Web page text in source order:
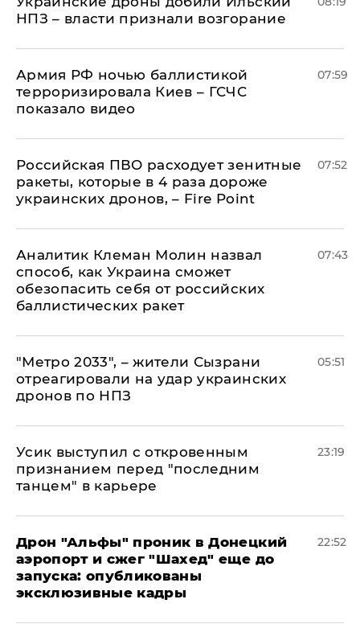
НПЗ – власти признали возгорание
Армия РФ ночью баллистикой
терроризировала Киев – ГСЧС
показало видео
07:59
Российская ПВО расходует зенитные
ракеты, которые в 4 раза дороже
украинских дронов, – Fire Point
07:52
Аналитик Клеман Молин назвал
способ, как Украина сможет
обезопасить себя от российских
баллистических ракет
07:43
"Метро 2033", – жители Сызрани
отреагировали на удар украинских
дронов по НПЗ
05:51
Усик выступил с откровенным
признанием перед "последним
танцем" в карьере
23:19
Дрон "Альфы" проник в Донецкий
аэропорт и сжег "Шахед" еще до
запуска: опубликованы
эксклюзивные кадры
22:52